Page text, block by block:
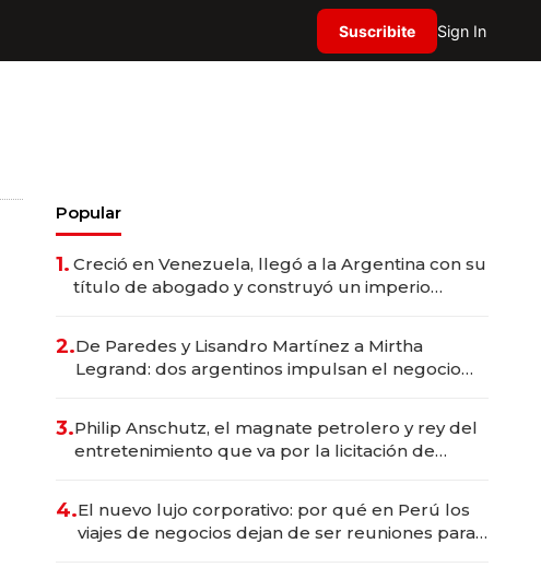
Suscribite Sign In
Popular
1. Creció en Venezuela, llegó a la Argentina con su
título de abogado y construyó un imperio
2.De Paredes y Lisandro Martínez a Mirtha
Legrand: dos argentinos impulsan el negocio
3.Philip Anschutz, el magnate petrolero y rey del
entretenimiento que va por la licitación de
4.El nuevo lujo corporativo: por qué en Perú los
viajes de negocios dejan de ser reuniones para